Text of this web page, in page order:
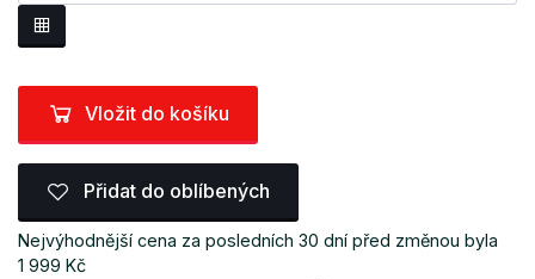
Vložit do košíku
Přidat do oblíbených
Nejvýhodnější cena za posledních 30 dní před změnou byla
1 999 Kč